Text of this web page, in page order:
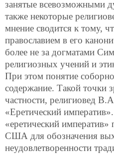
занятые всевозможными
также некоторые
мнение сводится к тому,
православием в его
более не за догматами
религиозных учений и
При этом понятие
содержание. Такой точки
частности, религиовед
«Еретический
«еретический
США для обозначения
неудовлетворенности